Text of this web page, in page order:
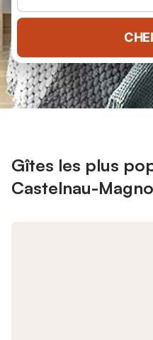
Gîtes les plus
Castelnau-